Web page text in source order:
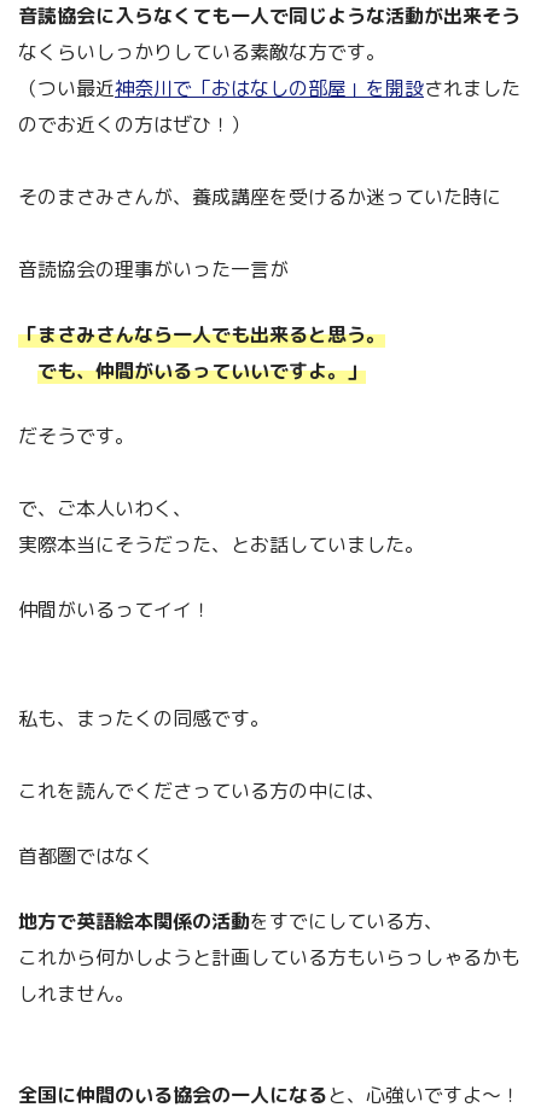
音読協会に入らなくても一人で同じような活動が出来そう
なくらいしっかりしている素敵な方です。
（つい最近神奈川で「おはなしの部屋」を開設されました
のでお近くの方はぜひ！）
そのまさみさんが、養成講座を受けるか迷っていた時に
音読協会の理事がいった一言が
「まさみさんなら一人でも出来ると思う。
でも、仲間がいるっていいですよ。」
だそうです。
で、ご本人いわく、
実際本当にそうだった、とお話していました。
仲間がいるってイイ！
私も、まったくの同感です。
これを読んでくださっている方の中には、
首都圏ではなく
地方で英語絵本関係の活動をすでにしている方、
これから何かしようと計画している方もいらっしゃるかも
しれません。
全国に仲間のいる協会の一人になると、心強いですよ～！